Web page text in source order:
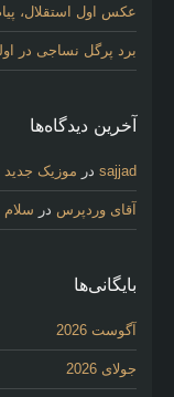
عکس اول استقلال،
برد پرگل نساجی در
آخرین دیدگاه‌ها
sajjad در موزیک جدید
آقای وردپرس در سلام
بایگانی‌ها
آگوست 2026
جولای 2026